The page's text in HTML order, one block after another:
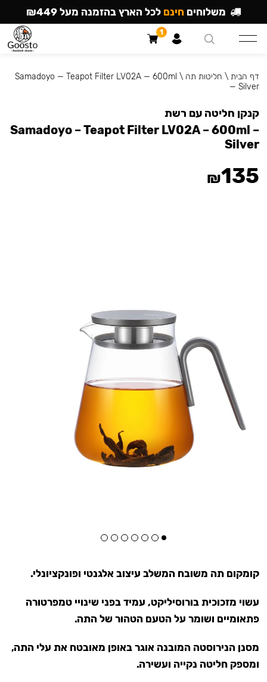
קומקום תה משובח המשלב עיצוב אלגנטי ופונקציונלי.
עשוי מזכוכית בורוסיליקט, עמיד בפני שינויי טמפרטורה
פתאומיים ושומר על הטעם הטהור של התה.
מסנן הנירוסטה המובנה אוגר באופן מאובטח את עלי התה,
ומספק חליטה נקייה ועשירה.
דף הבית \ חליטות תה \
Samadoyo — Teapot Filter LV02A — 600ml
— Silver
קנקן חליטה עם רשת
Samadoyo – Teapot Filter LV02A – 600ml –
Silver
₪135
משלוחים חינם לכל הארץ בהזמנה מעל ₪449
1